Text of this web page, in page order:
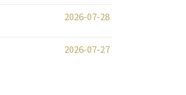
2026-07-28
2026-07-27